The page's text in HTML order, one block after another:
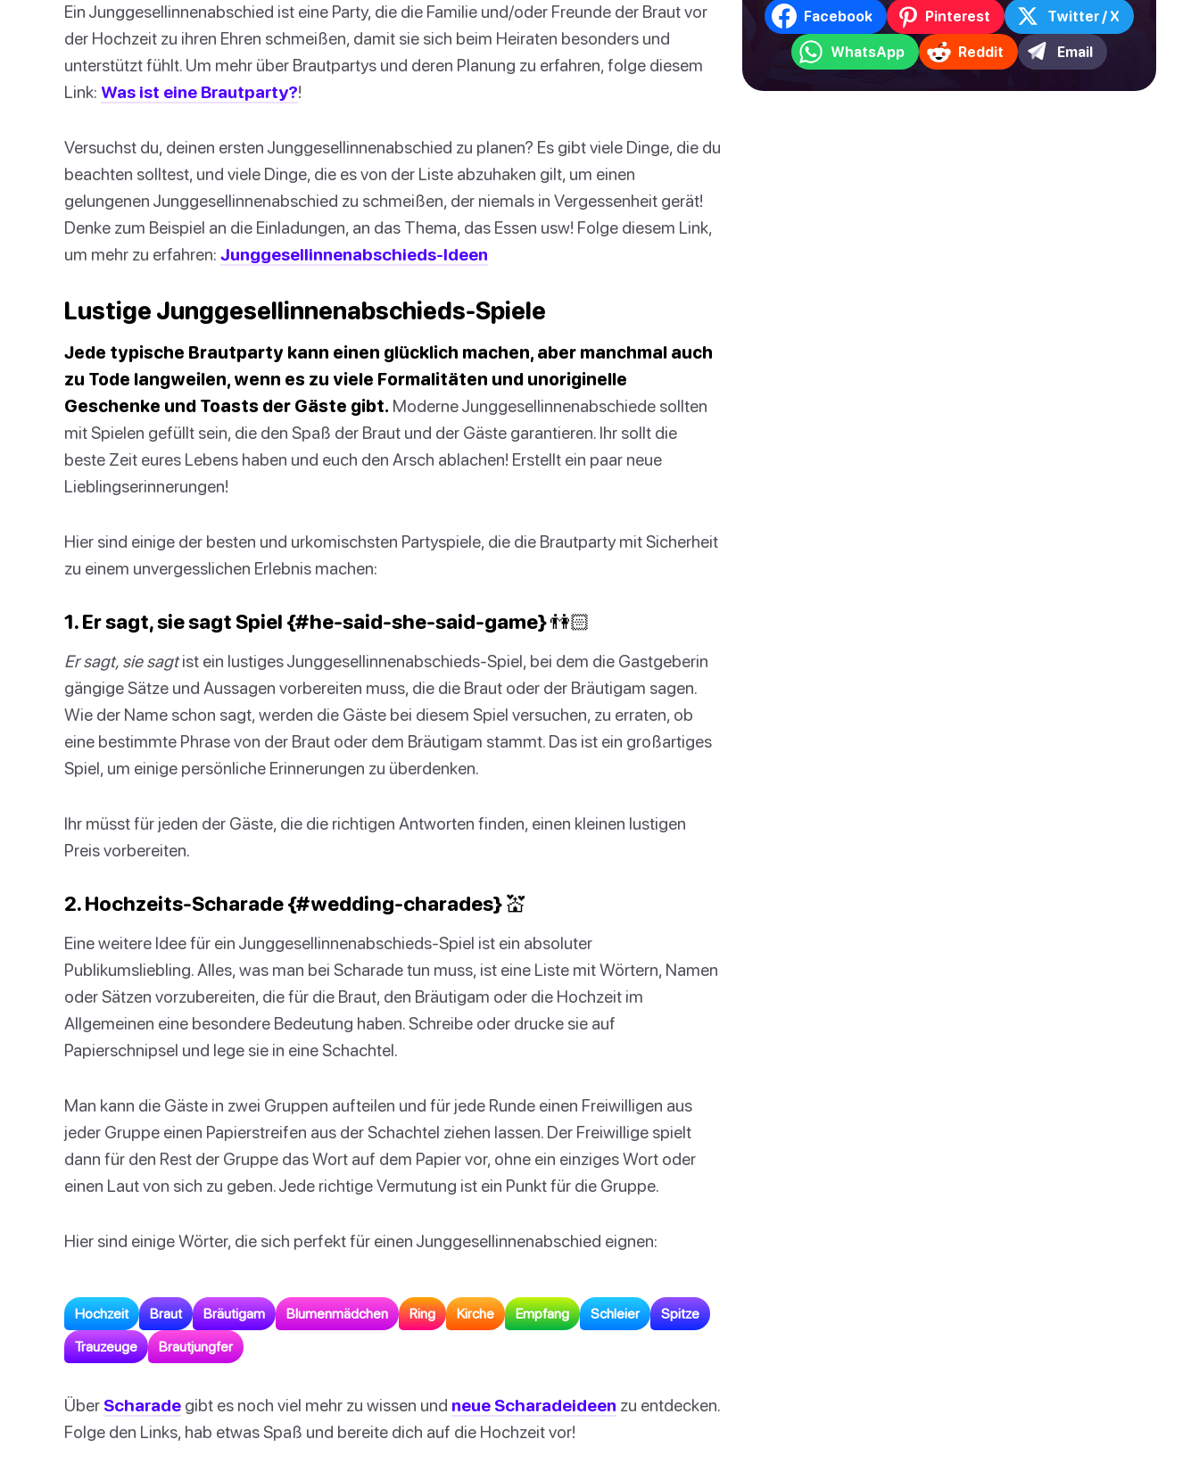
Ein Junggesellinnenabschied ist eine Party, die die Familie und/oder Freunde der Braut vor
der Hochzeit zu ihren Ehren schmeißen, damit sie sich beim Heiraten besonders und
unterstützt fühlt. Um mehr über Brautpartys und deren Planung zu erfahren, folge diesem
Link: Was ist eine Brautparty?!
Versuchst du, deinen ersten Junggesellinnenabschied zu planen? Es gibt viele Dinge, die du
beachten solltest, und viele Dinge, die es von der Liste abzuhaken gilt, um einen
gelungenen Junggesellinnenabschied zu schmeißen, der niemals in Vergessenheit gerät!
Denke zum Beispiel an die Einladungen, an das Thema, das Essen usw! Folge diesem Link,
um mehr zu erfahren: Junggesellinnenabschieds-Ideen
Lustige Junggesellinnenabschieds-Spiele
Jede typische Brautparty kann einen glücklich machen, aber manchmal auch
zu Tode langweilen, wenn es zu viele Formalitäten und unoriginelle
Geschenke und Toasts der Gäste gibt. Moderne Junggesellinnenabschiede sollten
mit Spielen gefüllt sein, die den Spaß der Braut und der Gäste garantieren. Ihr sollt die
beste Zeit eures Lebens haben und euch den Arsch ablachen! Erstellt ein paar neue
Lieblingserinnerungen!
Hier sind einige der besten und urkomischsten Partyspiele, die die Brautparty mit Sicherheit
zu einem unvergesslichen Erlebnis machen:
1. Er sagt, sie sagt Spiel {#he-said-she-said-game} 👫🏻
Er sagt, sie sagtist ein lustiges Junggesellinnenabschieds-Spiel, bei dem die Gastgeberin
gängige Sätze und Aussagen vorbereiten muss, die die Braut oder der Bräutigam sagen.
Wie der Name schon sagt, werden die Gäste bei diesem Spiel versuchen, zu erraten, ob
eine bestimmte Phrase von der Braut oder dem Bräutigam stammt. Das ist ein großartiges
Spiel, um einige persönliche Erinnerungen zu überdenken.
Ihr müsst für jeden der Gäste, die die richtigen Antworten finden, einen kleinen lustigen
Preis vorbereiten.
2. Hochzeits-Scharade {#wedding-charades} 💒
Eine weitere Idee für ein Junggesellinnenabschieds-Spiel ist ein absoluter
Publikumsliebling. Alles, was man bei Scharade tun muss, ist eine Liste mit Wörtern, Namen
oder Sätzen vorzubereiten, die für die Braut, den Bräutigam oder die Hochzeit im
Allgemeinen eine besondere Bedeutung haben. Schreibe oder drucke sie auf
Papierschnipsel und lege sie in eine Schachtel.
Man kann die Gäste in zwei Gruppen aufteilen und für jede Runde einen Freiwilligen aus
jeder Gruppe einen Papierstreifen aus der Schachtel ziehen lassen. Der Freiwillige spielt
dann für den Rest der Gruppe das Wort auf dem Papier vor, ohne ein einziges Wort oder
einen Laut von sich zu geben. Jede richtige Vermutung ist ein Punkt für die Gruppe.
Hier sind einige Wörter, die sich perfekt für einen Junggesellinnenabschied eignen:
Hochzeit Braut Bräutigam Blumenmädchen Ring Kirche Empfang Schleier Spitze
Trauzeuge Brautjungfer
Über Scharade gibt es noch viel mehr zu wissen und neue Scharadeideen zu entdecken.
Folge den Links, hab etwas Spaß und bereite dich auf die Hochzeit vor!
Facebook Pinterest Twitter / X
WhatsApp Reddit Email